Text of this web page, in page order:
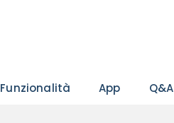
Funzionalità App Q&A